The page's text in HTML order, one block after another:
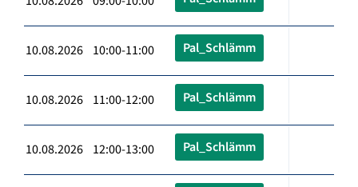
10.08.2026 10:00-11:00 Pal_Schlämm
10.08.2026 11:00-12:00 Pal_Schlämm
10.08.2026 12:00-13:00 Pal_Schlämm